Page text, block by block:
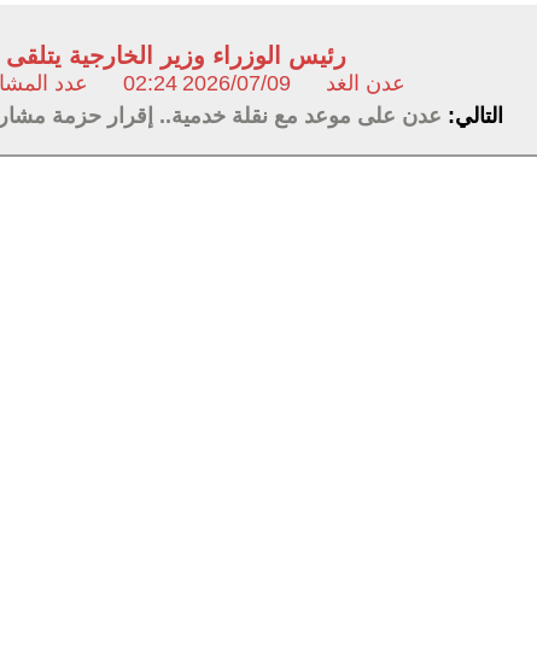
رئيس الوزراء وزير الخارجية
عدن الغد 2026/07/09
02:24 عدد
التالي: عدن على موعد مع نقلة خدمية.. إقرار حزمة